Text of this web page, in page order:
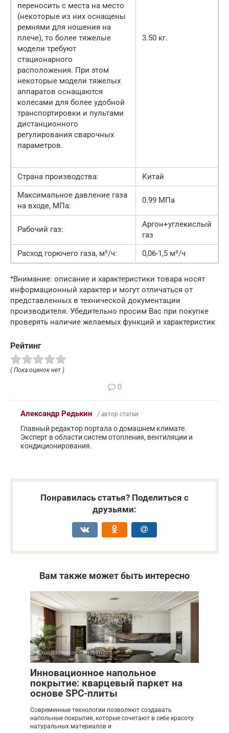
переносить с места на место
(некоторые из них оснащены
ремнями для ношения на
плече), то более тяжелые
модели требуют
стационарного
расположения. При этом
некоторые модели тяжелых
аппаратов оснащаются
колесами для более удобной
транспортировки и пультами
дистанционного
регулирования сварочных
параметров.
3.50 кг.
Страна производства:
Китай
Максимальное давление газа
на входе, МПа:
0.99 МПа
Рабочий газ:
Аргон+углекислый
газ
Расход горючего газа, м³/ч:
0,06-1,5 м³/ч
*Внимание: описание и характеристики товара носят
информационный характер и могут отличаться от
представленных в технической документации
производителя. Убедительно просим Вас при покупке
проверять наличие желаемых функций и характеристик
Рейтинг
( Пока оценок нет )
0
Александр Редькин / автор статьи
Главный редактор портала о домашнем климате.
Эксперт в области систем отопления, вентиляции и
кондиционирования.
Понравилась статья? Поделиться с
друзьями:
Вам также может быть интересно
Современная сантехника 0
Инновационное напольное
покрытие: кварцевый паркет на
основе SPC-плиты
Современные технологии позволяют создавать
напольные покрытия, которые сочетают в себе красоту
натуральных материалов и